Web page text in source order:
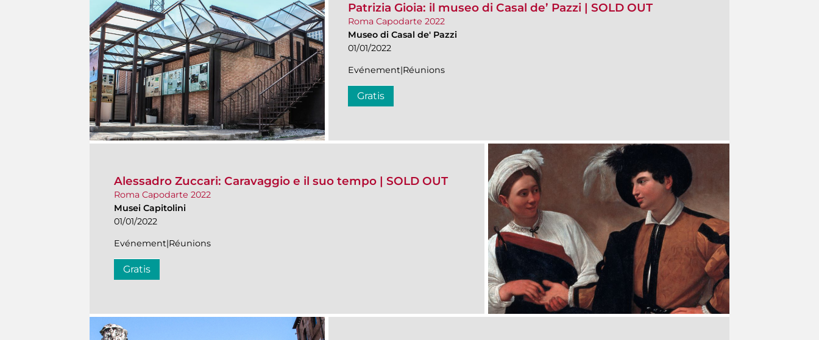
Patrizia Gioia: il museo di Casal de’ Pazzi | SOLD OUT
Roma Capodarte 2022
Museo di Casal de' Pazzi
01/01/2022
Evénement|Réunions
Gratis
Alessadro Zuccari: Caravaggio e il suo tempo | SOLD OUT
Roma Capodarte 2022
Musei Capitolini
01/01/2022
Evénement|Réunions
Gratis